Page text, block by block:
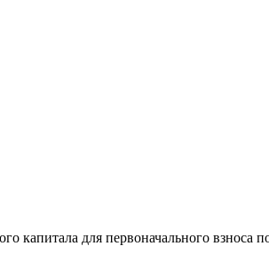
капитала для первоначального взноса